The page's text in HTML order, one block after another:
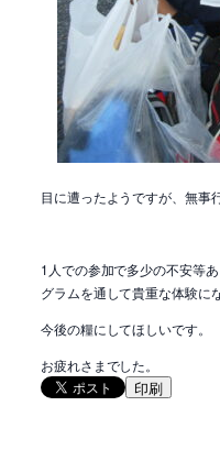
目に遭ったようですが、無事
1人での参加で多少の不安等
グラムを通して貴重な体験に
今後の糧にしてほしいです。
お疲れさまでした。
印刷